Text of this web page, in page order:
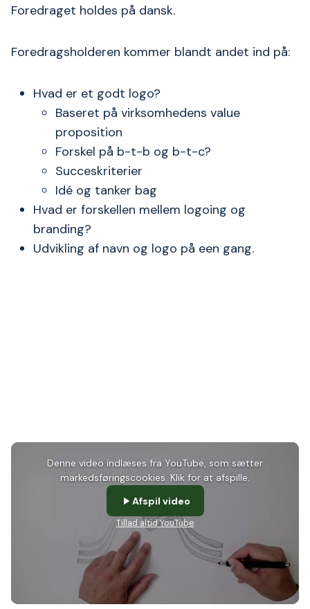
Foredraget holdes på dansk.
Foredragsholderen kommer blandt andet ind på:
Hvad er et godt logo?
Baseret på virksomhedens value
proposition
Forskel på b-t-b og b-t-c?
Succeskriterier
Idé og tanker bag
Hvad er forskellen mellem logoing og
branding?
Udvikling af navn og logo på een gang.
Denne video indlæses fra YouTube, som sætter
markedsføringscookies. Klik for at afspille.
Afspil video
Tillad altid YouTube